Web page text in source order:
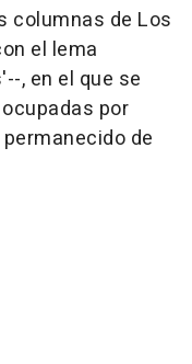
columnas de Los
el lema
, en el que se
por
de